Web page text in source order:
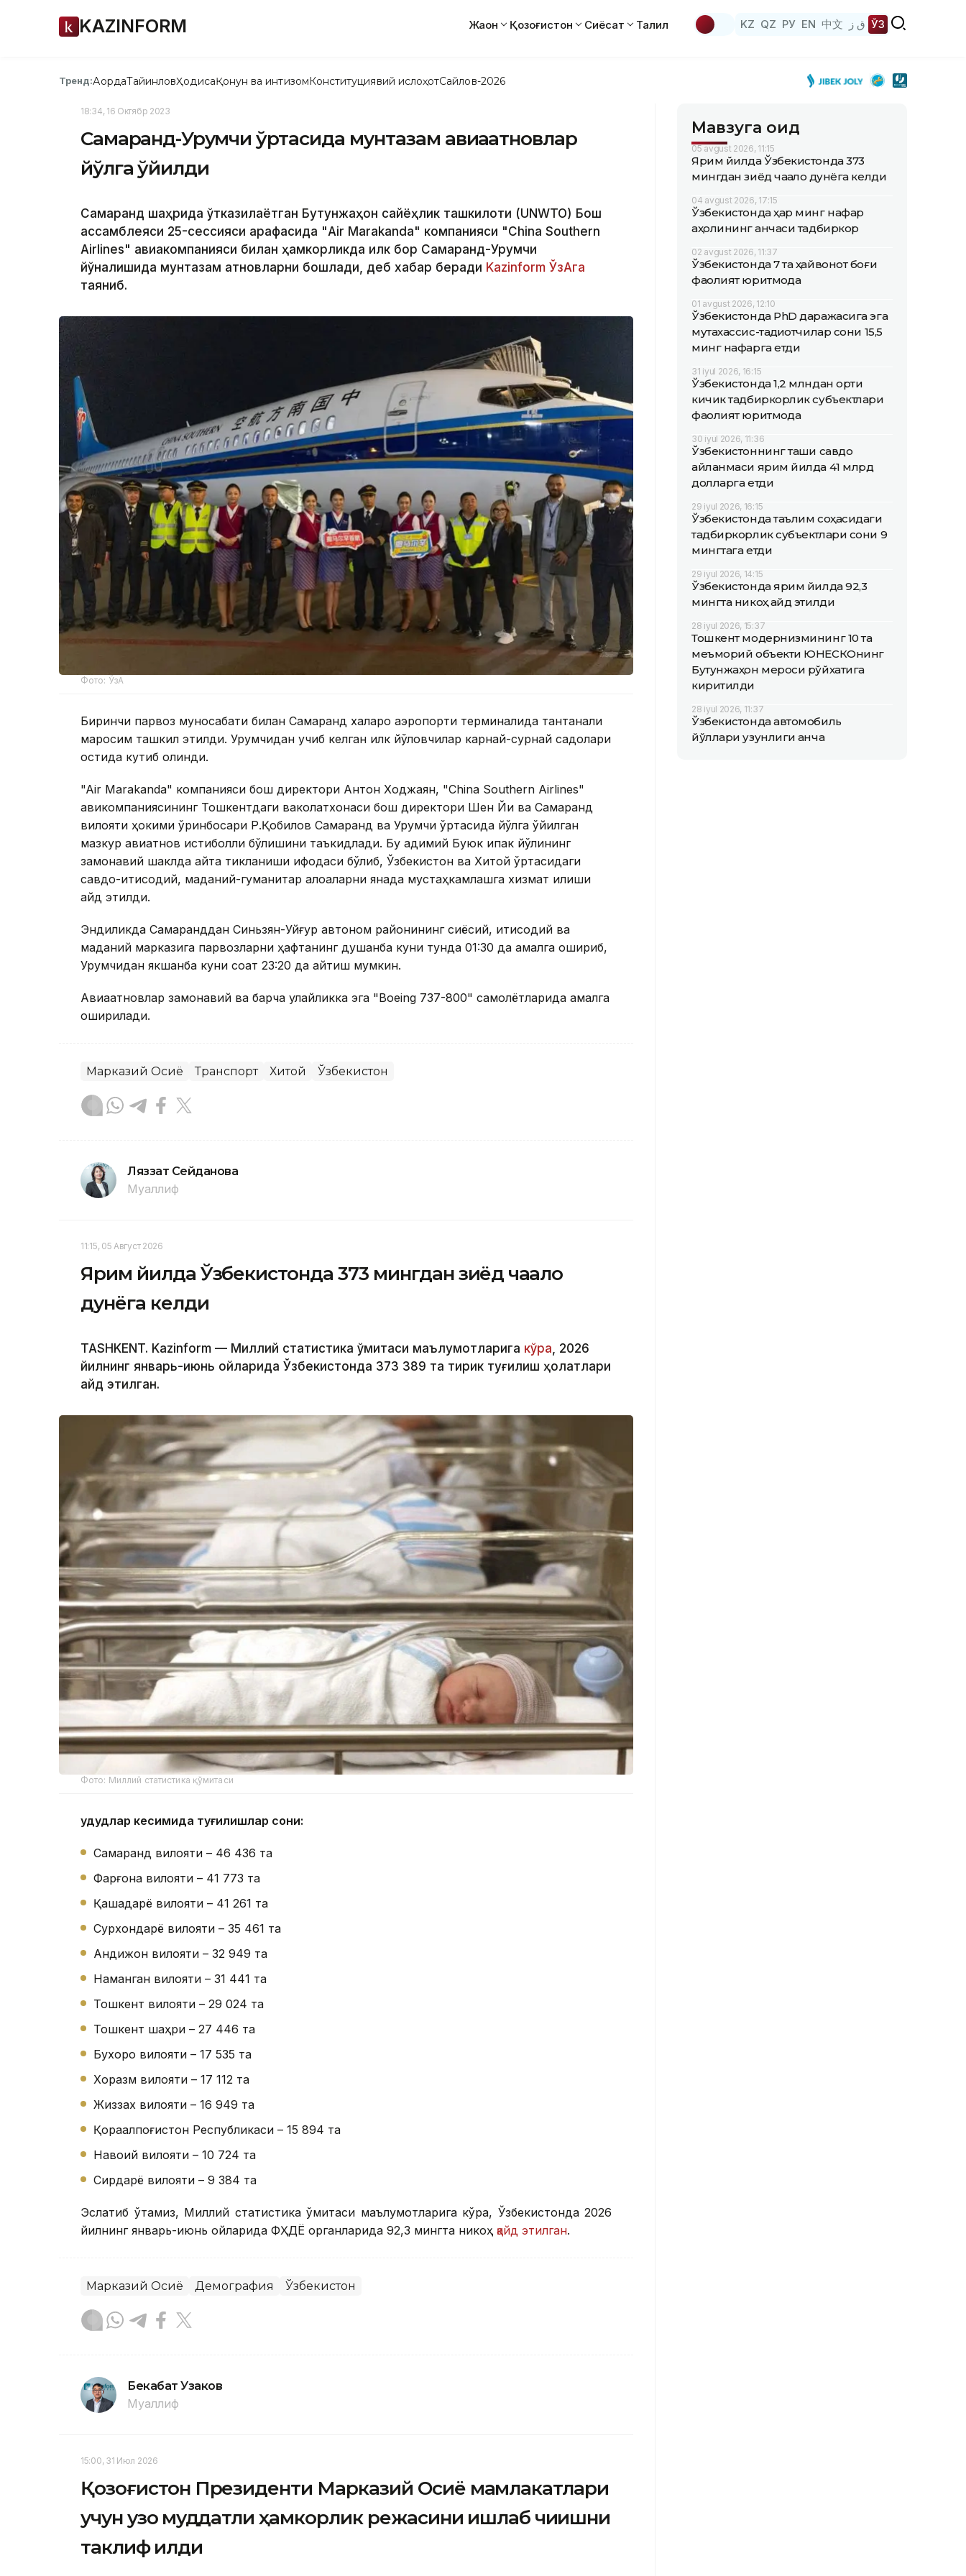
KAZINFORM Жаҳон Қозоғистон Сиёсат Таҳлил KZ QZ РУ EN 中文 ق ز ЎЗ
Тренд:АқордаТайинловҲодисаҚонун ва интизомКонституциявий ислоҳотСайлов-2026
18:34, 16 Октябр 2023
Самарқанд-Урумчи ўртасида мунтазам авиақатновлар
йўлга қўйилди
Самарқанд шаҳрида ўтказилаётган Бутунжаҳон сайёҳлик ташкилоти (UNWTO) Бош
ассамблеяси 25-сессияси арафасида "Air Marakanda" компанияси "China Southern
Airlines" авиакомпанияси билан ҳамкорликда илк бор Самарқанд-Урумчи
йўналишида мунтазам қатновларни бошлади, деб хабар беради Kazinform ЎзАга
таяниб.
Фото: ЎзА
Биринчи парвоз муносабати билан Самарқанд халқаро аэропорти терминалида тантанали
маросим ташкил этилди. Урумчидан учиб келган илк йўловчилар карнай-сурнай садолари
остида кутиб олинди.
"Air Marakanda" компанияси бош директори Антон Ходжаян, "China Southern Airlines"
авикомпаниясининг Тошкентдаги ваколатхонаси бош директори Шен Йи ва Самарқанд
вилояти ҳокими ўринбосари Р.Қобилов Самарқанд ва Урумчи ўртасида йўлга қўйилган
мазкур авиқатнов истиқболли бўлишини таъкидлади. Бу қадимий Буюк ипак йўлининг
замонавий шаклда қайта тикланиши ифодаси бўлиб, Ўзбекистон ва Хитой ўртасидаги
савдо-иқтисодий, маданий-гуманитар алоқаларни янада мустаҳкамлашга хизмат қилиши
қайд этилди.
Эндиликда Самарқанддан Синьзян-Уйғур автоном районининг сиёсий, иқтисодий ва
маданий марказига парвозларни ҳафтанинг душанба куни тунда 01:30 да амалга ошириб,
Урумчидан якшанба куни соат 23:20 да қайтиш мумкин.
Авиақатновлар замонавий ва барча қулайликка эга "Boeing 737-800" самолётларида амалга
оширилади.
Марказий Осиё Транспорт Хитой Ўзбекистон
Ляззат Сейданова
Муаллиф
11:15, 05 Август 2026
Ярим йилда Ўзбекистонда 373 мингдан зиёд чақалоқ
дунёга келди
TASHKENT. Kazinform — Миллий статистика қўмитаси маълумотларига кўра, 2026
йилнинг январь-июнь ойларида Ўзбекистонда 373 389 та тирик туғилиш ҳолатлари
қайд этилган.
Фото: Миллий статистика қўмитаси
Ҳудудлар кесимида туғилишлар сони:
Самарқанд вилояти – 46 436 та
Фарғона вилояти – 41 773 та
Қашқадарё вилояти – 41 261 та
Сурхондарё вилояти – 35 461 та
Андижон вилояти – 32 949 та
Наманган вилояти – 31 441 та
Тошкент вилояти – 29 024 та
Тошкент шаҳри – 27 446 та
Бухоро вилояти – 17 535 та
Хоразм вилояти – 17 112 та
Жиззах вилояти – 16 949 та
Қорақалпоғистон Республикаси – 15 894 та
Навоий вилояти – 10 724 та
Сирдарё вилояти – 9 384 та
Эслатиб ўтамиз, Миллий статистика қўмитаси маълумотларига кўра, Ўзбекистонда 2026
йилнинг январь-июнь ойларида ФҲДЁ органларида 92,3 мингта никоҳ қайд этилган.
Марказий Осиё Демография Ўзбекистон
Бекабат Узаков
Муаллиф
15:00, 31 Июл 2026
Қозоғистон Президенти Марказий Осиё мамлакатлари
учун узоқ муддатли ҳамкорлик режасини ишлаб чиқишни
таклиф қилди
Мавзуга оид
05 avgust 2026, 11:15
Ярим йилда Ўзбекистонда 373
мингдан зиёд чақалоқ дунёга келди
04 avgust 2026, 17:15
Ўзбекистонда ҳар минг нафар
аҳолининг қанчаси тадбиркор
02 avgust 2026, 11:37
Ўзбекистонда 7 та ҳайвонот боғи
фаолият юритмоқда
01 avgust 2026, 12:10
Ўзбекистонда PhD даражасига эга
мутахассис-тадқиқотчилар сони 15,5
минг нафарга етди
31 iyul 2026, 16:15
Ўзбекистонда 1,2 млндан ортиқ
кичик тадбиркорлик субъектлари
фаолият юритмоқда
30 iyul 2026, 11:36
Ўзбекистоннинг ташқи савдо
айланмаси ярим йилда 41 млрд
долларга етди
29 iyul 2026, 16:15
Ўзбекистонда таълим соҳасидаги
тадбиркорлик субъектлари сони 9
мингтага етди
29 iyul 2026, 14:15
Ўзбекистонда ярим йилда 92,3
мингта никоҳ қайд этилди
28 iyul 2026, 15:37
Тошкент модернизмининг 10 та
меъморий объекти ЮНEСКОнинг
Бутунжаҳон мероси рўйхатига
киритилди
28 iyul 2026, 11:37
Ўзбекистонда автомобиль
йўллари узунлиги қанча